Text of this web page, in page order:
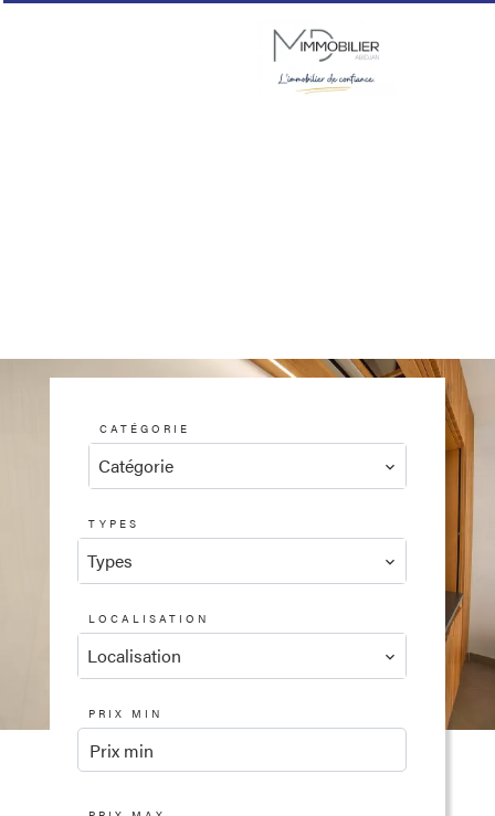
CATÉGORIE
Catégorie
TYPES
Types
LOCALISATION
Localisation
PRIX MIN